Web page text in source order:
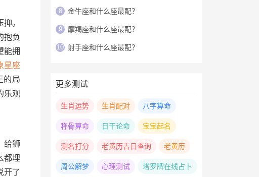
。
抱负
能拥
星座
的局
乐观
给狮
都埋
开了
8 金牛座和什么座最配？
9 摩羯座和什么座最配？
10 射手座和什么座最配？
更多测试
生肖运势 生肖配对 八字算命
称骨算命 日干论命 宝宝起名
测名打分 老黄历吉日查询 老黄历
周公解梦 心理测试 塔罗牌在线占卜